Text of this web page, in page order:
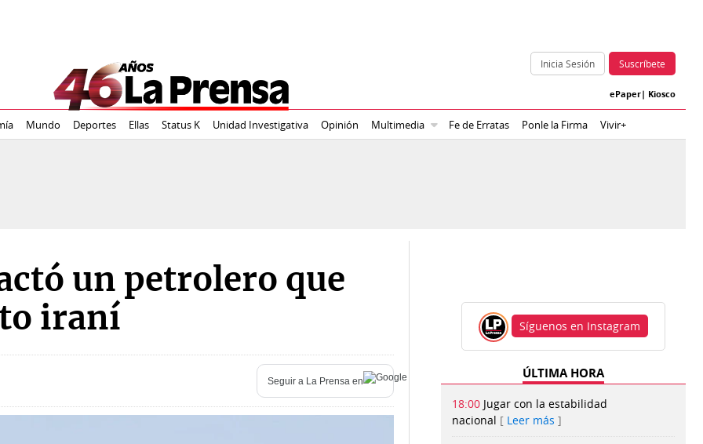
Inicia Sesión Suscríbete
ePaper| Kiosco
Mundo Deportes Ellas Status K Unidad Investigativa Opinión Multimedia Fe de Erratas Ponle la Firma Vivir+
un petrolero que
iraní
Seguir a La Prensa en
Síguenos en Instagram
ÚLTIMA HORA
18:00 Jugar con la estabilidad
nacional
Leer más